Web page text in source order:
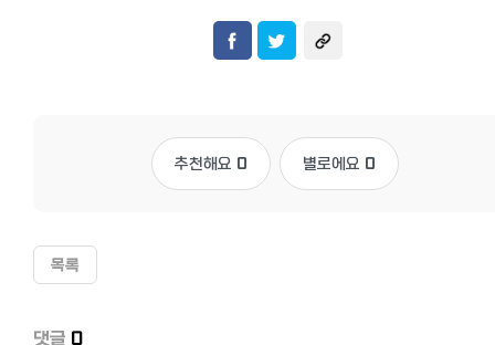
추천해요 0 별로에요 0
목록
댓글 0